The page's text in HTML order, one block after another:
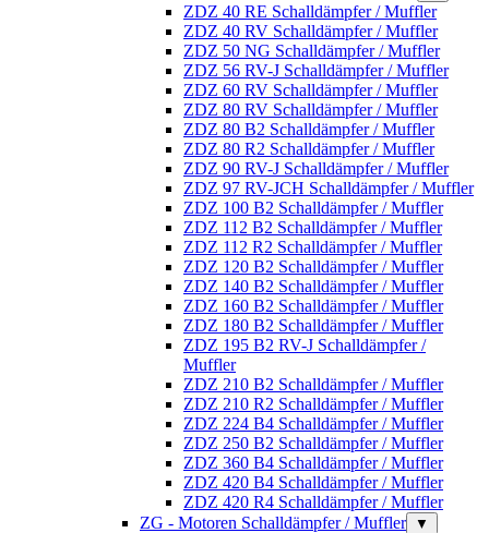
ZDZ 40 RE Schalldämpfer / Muffler
ZDZ 40 RV Schalldämpfer / Muffler
ZDZ 50 NG Schalldämpfer / Muffler
ZDZ 56 RV-J Schalldämpfer / Muffler
ZDZ 60 RV Schalldämpfer / Muffler
ZDZ 80 RV Schalldämpfer / Muffler
ZDZ 80 B2 Schalldämpfer / Muffler
ZDZ 80 R2 Schalldämpfer / Muffler
ZDZ 90 RV-J Schalldämpfer / Muffler
ZDZ 97 RV-JCH Schalldämpfer / Muffler
ZDZ 100 B2 Schalldämpfer / Muffler
ZDZ 112 B2 Schalldämpfer / Muffler
ZDZ 112 R2 Schalldämpfer / Muffler
ZDZ 120 B2 Schalldämpfer / Muffler
ZDZ 140 B2 Schalldämpfer / Muffler
ZDZ 160 B2 Schalldämpfer / Muffler
ZDZ 180 B2 Schalldämpfer / Muffler
ZDZ 195 B2 RV-J Schalldämpfer /
Muffler
ZDZ 210 B2 Schalldämpfer / Muffler
ZDZ 210 R2 Schalldämpfer / Muffler
ZDZ 224 B4 Schalldämpfer / Muffler
ZDZ 250 B2 Schalldämpfer / Muffler
ZDZ 360 B4 Schalldämpfer / Muffler
ZDZ 420 B4 Schalldämpfer / Muffler
ZDZ 420 R4 Schalldämpfer / Muffler
ZG - Motoren Schalldämpfer / Muffler
▼